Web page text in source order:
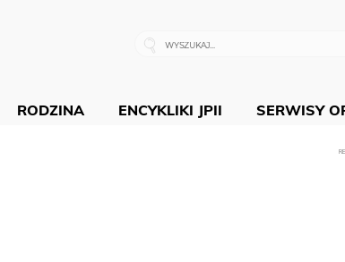
RODZINA ENCYKLIKI JPII SERWISY